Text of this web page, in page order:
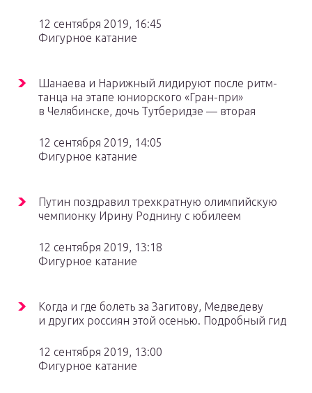
12 сентября 2019, 16:45
Фигурное катание
Шанаева и Нарижный лидируют после ритм-
танца на этапе юниорского «Гран-при»
в Челябинске, дочь Тутберидзе — вторая
12 сентября 2019, 14:05
Фигурное катание
Путин поздравил трехкратную олимпийскую
чемпионку Ирину Роднину с юбилеем
12 сентября 2019, 13:18
Фигурное катание
Когда и где болеть за Загитову, Медведеву
и других россиян этой осенью. Подробный гид
12 сентября 2019, 13:00
Фигурное катание